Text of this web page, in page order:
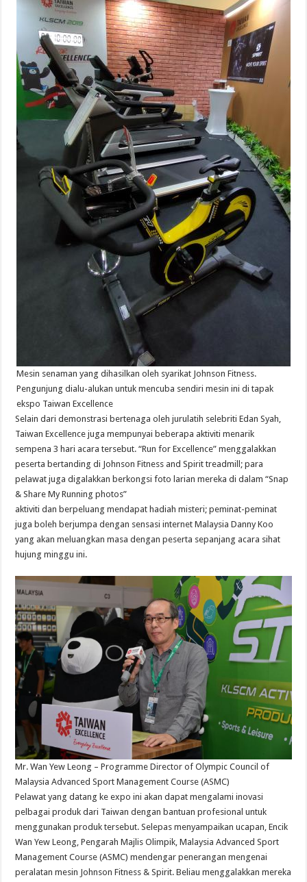
Mesin senaman yang dihasilkan oleh syarikat Johnson Fitness.
Pengunjung dialu-alukan untuk mencuba sendiri mesin ini di tapak
ekspo Taiwan Excellence
Selain dari demonstrasi bertenaga oleh jurulatih selebriti Edan Syah,
Taiwan Excellence juga mempunyai beberapa aktiviti menarik
sempena 3 hari acara tersebut. “Run for Excellence” menggalakkan
peserta bertanding di Johnson Fitness and Spirit treadmill; para
pelawat juga digalakkan berkongsi foto larian mereka di dalam “Snap
& Share My Running photos”
aktiviti dan berpeluang mendapat hadiah misteri; peminat-peminat
juga boleh berjumpa dengan sensasi internet Malaysia Danny Koo
yang akan meluangkan masa dengan peserta sepanjang acara sihat
hujung minggu ini.
Mr. Wan Yew Leong – Programme Director of Olympic Council of
Malaysia Advanced Sport Management Course (ASMC)
Pelawat yang datang ke expo ini akan dapat mengalami inovasi
pelbagai produk dari Taiwan dengan bantuan profesional untuk
menggunakan produk tersebut. Selepas menyampaikan ucapan, Encik
Wan Yew Leong, Pengarah Majlis Olimpik, Malaysia Advanced Sport
Management Course (ASMC) mendengar penerangan mengenai
peralatan mesin Johnson Fitness & Spirit. Beliau menggalakkan mereka